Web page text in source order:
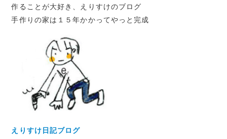
ン
作ることが大好き、えりすけのブログ
手作りの家は１５年かかってやっと完成
えりすけ日記ブログ